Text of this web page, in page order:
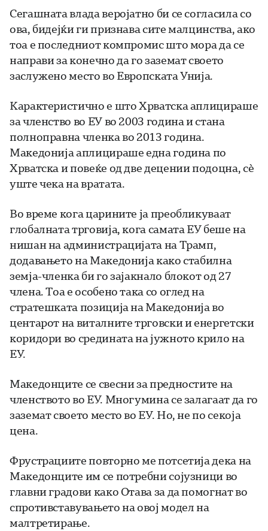
Сегашната влада веројатно би се согласила со
ова, бидејќи ги признава сите малцинства, ако
тоа е последниот компромис што мора да се
направи за конечно да го заземат своето
заслужено место во Европската Унија.
Карактеристично е што Хрватска аплицираше
за членство во ЕУ во 2003 година и стана
полноправна членка во 2013 година.
Македонија аплицираше една година по
Хрватска и повеќе од две децении подоцна, сè
уште чека на вратата.
Во време кога царините ја преобликуваат
глобалната трговија, кога самата ЕУ беше на
нишан на администрацијата на Трамп,
додавањето на Македонија како стабилна
земја-членка би го зајакнало блокот од 27
члена. Тоа е особено така со оглед на
стратешката позиција на Македонија во
центарот на виталните трговски и енергетски
коридори во средината на јужното крило на
ЕУ.
Македонците се свесни за предностите на
членството во ЕУ. Многумина се залагаат да го
заземат своето место во ЕУ. Но, не по секоја
цена.
Фрустрациите повторно ме потсетија дека на
Македонците им се потребни сојузници во
главни градови како Отава за да помогнат во
спротивставувањето на овој модел на
малтретирање.